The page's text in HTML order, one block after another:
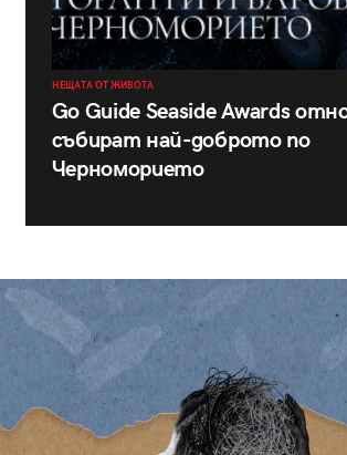
НЕЩАТА ОТ ЖИВОТА
Go Guide Seaside Awards
събират най-доброто по
Черноморието